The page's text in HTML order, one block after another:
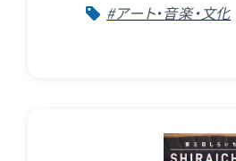
#アート・音楽・文化